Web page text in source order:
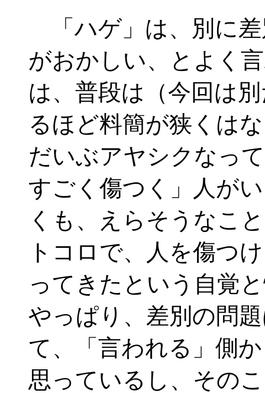
「ハゲ」は、別に
がおかしい、とよく
は、普段は（今回は
るほど料簡が狭くは
だいぶアヤシクなっ
すごく傷つく」人が
くも、えらそうなこ
トコロで、人を傷つ
ってきたという自覚
やっぱり、差別の問
て、「言われる」側
思っているし、その